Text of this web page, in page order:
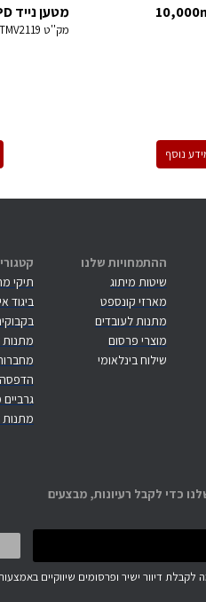
נוסף
מטען נייד PD טעינה מהירה
מק''ט
ההתמחויות שלנו
שיטות מיתוג
מארזי קונספט
מתנות לעובדים
מוצרי פרסום
שילוח בינלאומי
תיקי
ביגוד
מתנות
כדי לקבל רעיונות, מבצעים
דיוור ישיר ופרסומים שיווקיים